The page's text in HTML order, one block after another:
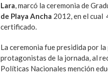
Lara , marcó la ceremonia de
de Playa Ancha 2012, en el cual
certificado.
La ceremonia fue presidida por la
protagonistas de la jornada, al
Políticas Nacionales mención